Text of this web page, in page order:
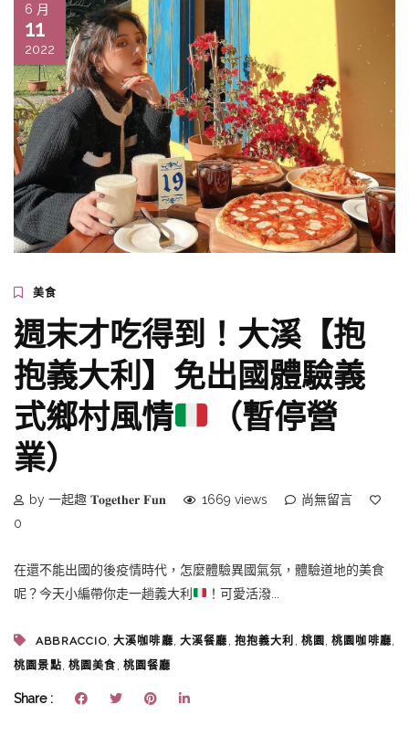
6 月
11
2022
美食
週末才吃得到！大溪【抱
抱義大利】免出國體驗義
式鄉村風情
（暫停營
業）
by 一起趣 𝐓𝐨𝐠𝐞𝐭𝐡𝐞𝐫 𝐅𝐮𝐧 1669 views
尚無留言
0
在還不能出國的後疫情時代，怎麼體驗異國氣氛，體驗道地的美食
呢？今天小編帶你走一趟義大利
！可愛活潑...
ABBRACCIO, 大溪咖啡廳 大溪餐廳 抱抱義大利 桃園 ,桃園咖啡廳
桃園景點 桃園美食 桃園餐廳
Share :